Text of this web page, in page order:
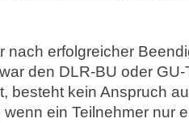
nach erfolgreicher
den DLR-BU oder
besteht kein Anspruch
ein Teilnehmer nur